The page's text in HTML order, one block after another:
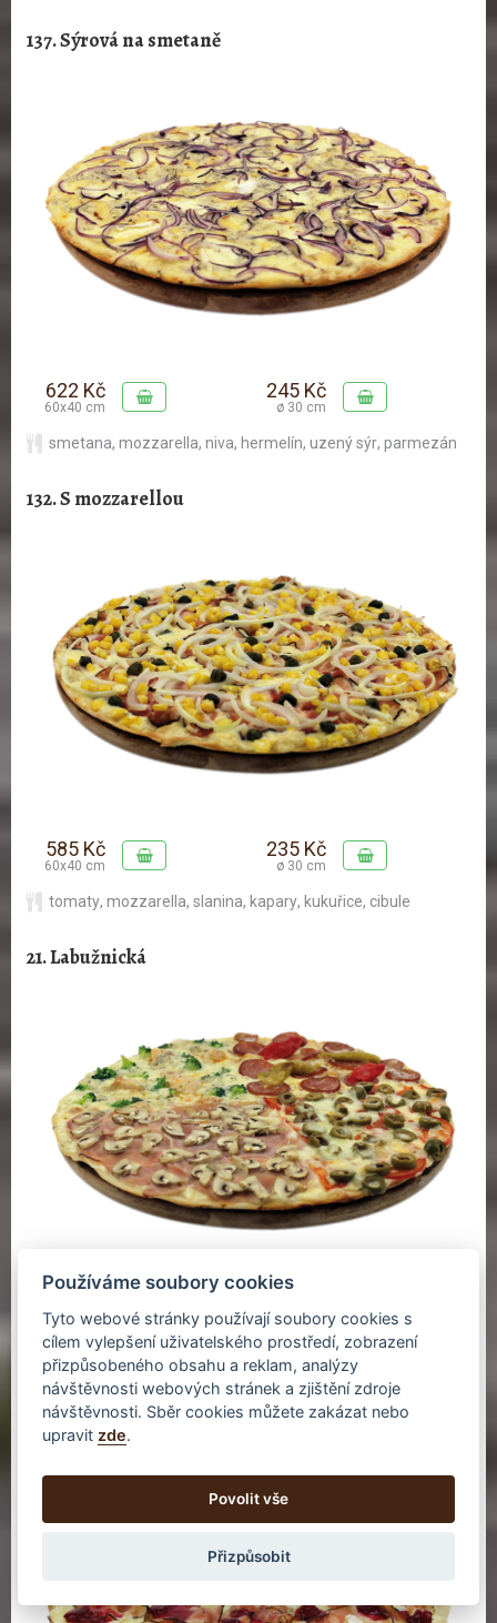
137. Sýrová na smetaně
622 Kč
60x40 cm
245 Kč
ø 30 cm
smetana, mozzarella, niva, hermelín, uzený sýr, parmezán
132. S mozzarellou
585 Kč
60x40 cm
235 Kč
ø 30 cm
tomaty, mozzarella, slanina, kapary, kukuřice, cibule
21. Labužnická
585 Kč
60x40 cm
235 Kč
ø 30 cm
tomaty,sýr,šunka,žampiony,kuřecí maso,brokolice
rajče,olivy,mozzarella,klobása (98% masa),beraní rohy
125. Brusinková
Používáme soubory cookies
Tyto webové stránky používají soubory cookies s
cílem vylepšení uživatelského prostředí, zobrazení
přizpůsobeného obsahu a reklam, analýzy
návštěvnosti webových stránek a zjištění zdroje
návštěvnosti. Sběr cookies můžete zakázat nebo
upravit zde.
Povolit vše
Přizpůsobit